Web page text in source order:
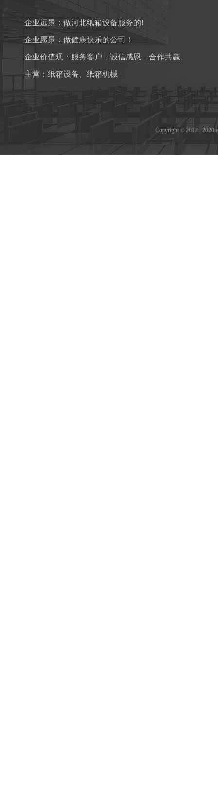
企业远景：做河北纸箱设备服务的!
企业愿景：做健康快乐的公司！
企业价值观：服务客户，诚信感恩，合作共赢。
主营： 纸箱设备 纸箱机械
Copyright © 2017 - 2020